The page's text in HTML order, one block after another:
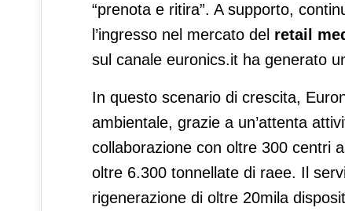
“prenota e ritira”. A supporto,
l’ingresso nel mercato del retail
sul canale euronics.it ha generato
In questo scenario di crescita,
ambientale, grazie a un’attenta
collaborazione con oltre 300 centri
oltre 6.300 tonnellate di raee. Il
rigenerazione di oltre 20mila